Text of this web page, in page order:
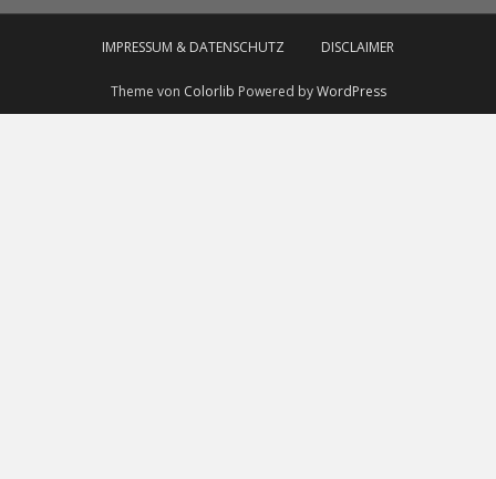
IMPRESSUM & DATENSCHUTZ DISCLAIMER
Theme von Colorlib Powered byWordPress